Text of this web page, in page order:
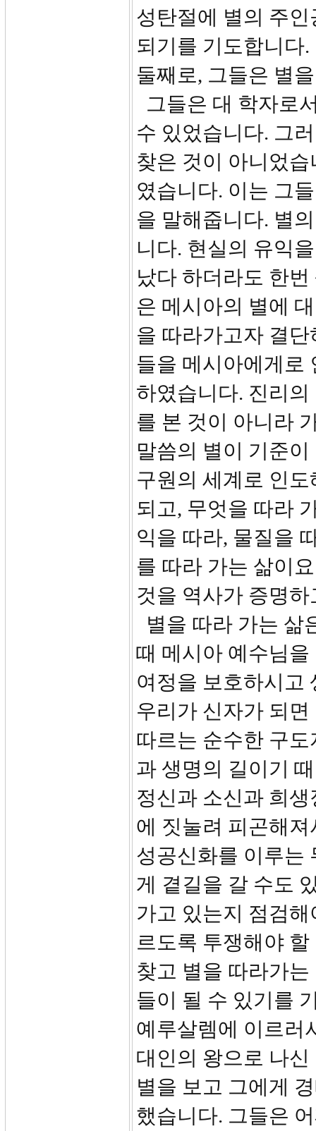
성탄절에 별의 주
되기를 기도합니다.
둘째로, 그들은 별
그들은 대 학자로
수 있었습니다. 그
찾은 것이 아니었
였습니다. 이는 그
을 말해줍니다. 별
니다. 현실의 유익
났다 하더라도 한
은 메시아의 별에
을 따라가고자 결
들을 메시아에게로
하였습니다. 진리
를 본 것이 아니라
말씀의 별이 기준
구원의 세계로 인
되고, 무엇을 따라
익을 따라, 물질을
를 따라 가는 삶이
것을 역사가 증명
별을 따라 가는 삶
때 메시아 예수님
여정을 보호하시고
우리가 신자가 되
따르는 순수한 구
과 생명의 길이기
정신과 소신과 희
에 짓눌려 피곤해
성공신화를 이루는
게 곁길을 갈 수도
가고 있는지 점검
르도록 투쟁해야
찾고 별을 따라가
들이 될 수 있기를
예루살렘에 이르러
대인의 왕으로 나
별을 보고 그에게
했습니다. 그들은